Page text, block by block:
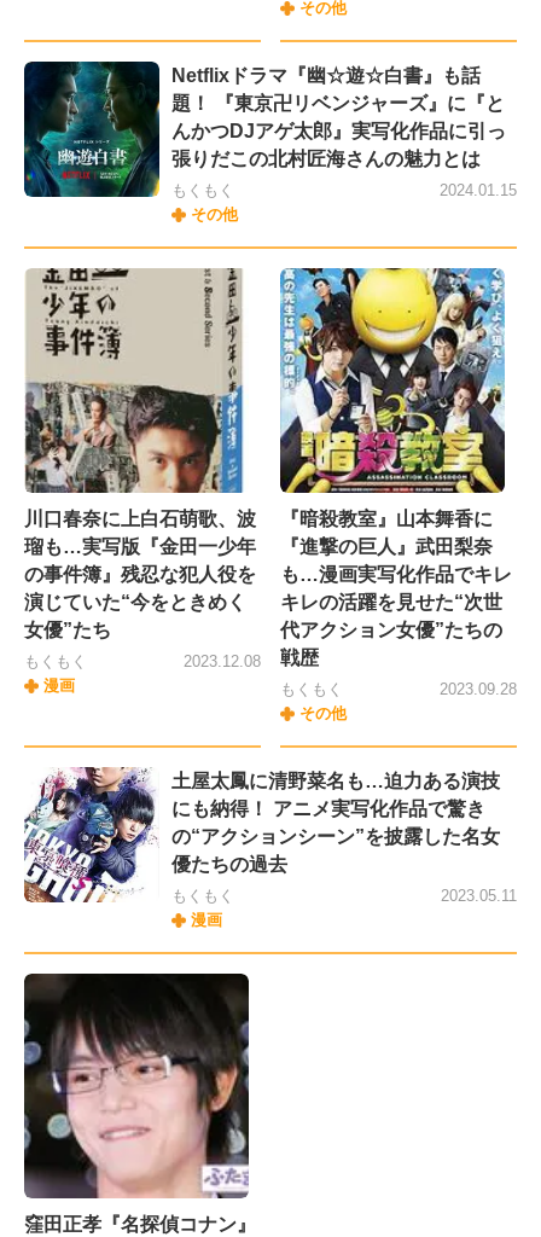
その他
Netflixドラマ『幽☆遊☆白書』も話
題！ 『東京卍リベンジャーズ』に『と
んかつDJアゲ太郎』実写化作品に引っ
張りだこの北村匠海さんの魅力とは
もくもく
その他
2024.01.15
川口春奈に上白石萌歌、波
瑠も…実写版『金田一少年
の事件簿』残忍な犯人役を
演じていた“今をときめく
女優”たち
もくもく
漫画
2023.12.08
『暗殺教室』山本舞香に
『進撃の巨人』武田梨奈
も…漫画実写化作品でキレ
キレの活躍を見せた“次世
代アクション女優”たちの
戦歴
もくもく
その他
2023.09.28
土屋太鳳に清野菜名も…迫力ある演技
にも納得！ アニメ実写化作品で驚き
の“アクションシーン”を披露した名女
優たちの過去
もくもく
漫画
2023.05.11
窪田正孝『名探偵コナン』